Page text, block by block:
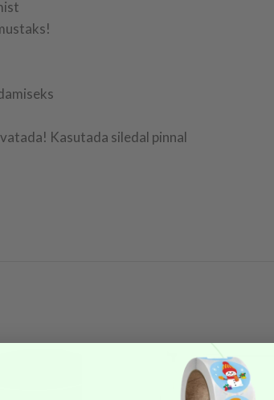
Kasutada siledal pinnal